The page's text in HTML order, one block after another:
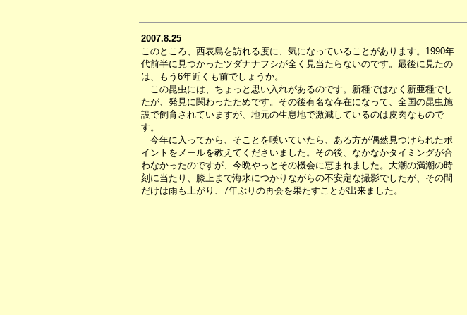
2007.8.25
このところ、西表島を訪れる度に、気になっていることがあります。1990年
代前半に見つかったツダナナフシが全く見当たらないのです。最後に見たの
は、もう6年近くも前でしょうか。
この昆虫には、ちょっと思い入れがあるのです。新種ではなく新亜種でし
たが、発見に関わったためです。その後有名な存在になって、全国の昆虫施
設で飼育されていますが、地元の生息地で激減しているのは皮肉なもので
す。
今年に入ってから、そことを嘆いていたら、ある方が偶然見つけられたポ
イントをメールを教えてくださいました。その後、なかなかタイミングが合
わなかったのですが、今晩やっとその機会に恵まれました。大潮の満潮の時
刻に当たり、膝上まで海水につかりながらの不安定な撮影でしたが、その間
だけは雨も上がり、7年ぶりの再会を果たすことが出来ました。